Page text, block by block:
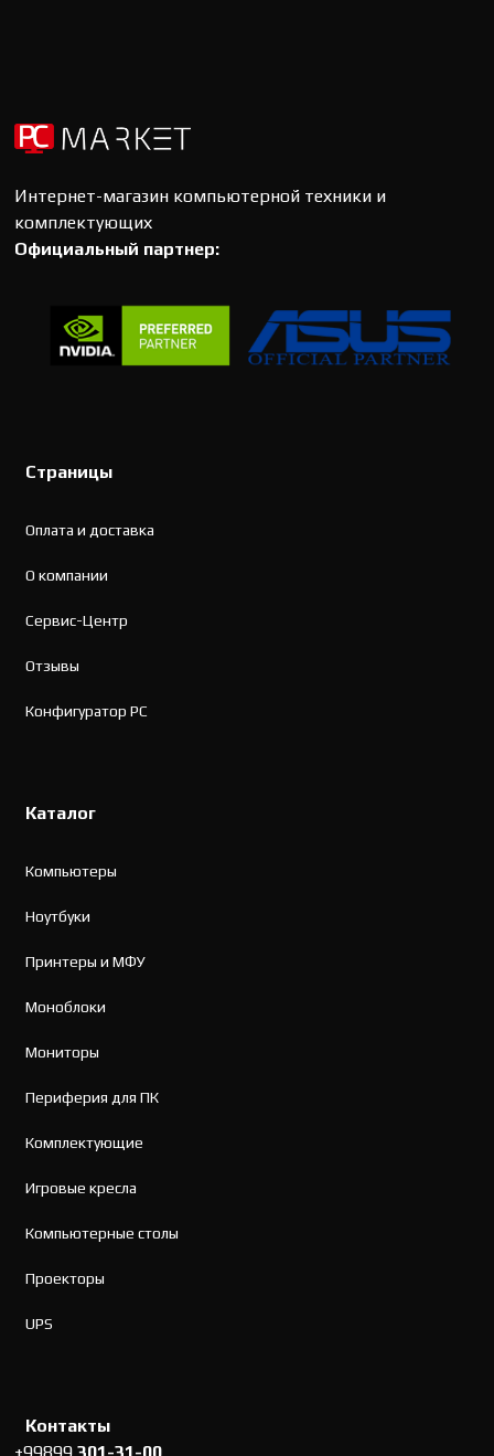
Интернет-магазин компьютерной техники и
комплектующих
Официальный партнер:
Страницы
Оплата и доставка
О компании
Сервис-Центр
Отзывы
Конфигуратор PC
Каталог
Компьютеры
Ноутбуки
Принтеры и МФУ
Моноблоки
Мониторы
Периферия для ПК
Комплектующие
Игровые кресла
Компьютерные столы
Проекторы
UPS
Контакты